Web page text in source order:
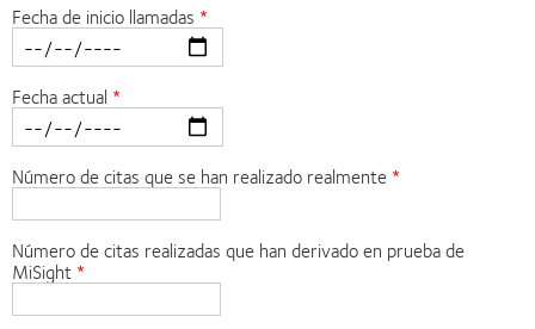
Fecha de inicio llamadas
Fecha actual
Número de citas que se han realizado realmente
Número de citas realizadas que han derivado en prueba de
MiSight